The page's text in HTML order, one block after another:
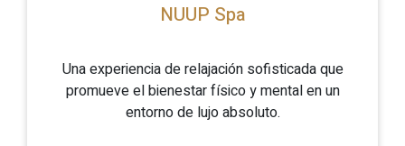
NUUP Spa
Una experiencia de relajación sofisticada que
promueve el bienestar físico y mental en un
entorno de lujo absoluto.